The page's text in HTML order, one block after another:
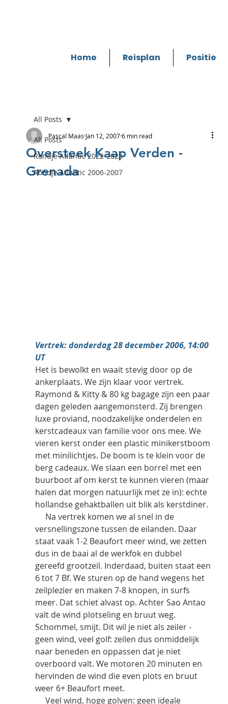
Home Reisplan Positie
All Posts
Rondje Atlantic 2022-2023
Rondje Atlantic 2006-2007
All Posts
Oversteek Kaap Verden -
Grenada
Pascal Maas Jan 12, 20076 min read
Vertrek: donderdag 28 december 2006, 14:00
UT
Het is bewolkt en waait stevig door op de
ankerplaats. We zijn klaar voor vertrek.
Raymond & Kitty & 80 kg bagage zijn een paar
dagen geleden aangemonsterd. Zij brengen
luxe proviand, noodzakelijke onderdelen en
kerstcadeaux van familie voor ons mee. We
vieren kerst onder een plastic minikerstboom
met minilichtjes. De boom is te klein voor de
berg cadeaux. We slaan een borrel met een
buurboot af om kerst te kunnen vieren (maar
halen dat morgen natuurlijk met ze in): echte
hollandse gehaktballen uit blik als kerstdiner.
versnellingszone tussen de eilanden. Daar
staat vaak 1-2 Beaufort meer wind, we zetten
dus in de baai al de werkfok en dubbel
gereefd grootzeil. Inderdaad, buiten staat een
6 tot 7 Bf. We sturen op de hand wegens het
zeilplezier en maken 7-8 knopen, in surfs
meer. Dat schiet alvast op. Achter Sao Antao
valt de wind plotseling en bruut weg.
Schommel, smijt. Dit wil je niet als zeiler -
geen wind, veel golf: zeilen dus onmiddelijk
naar beneden en oppassen dat je niet
overboord valt. We motoren 20 minuten en
hervinden de wind die even plots en bruut
weer 6+ Beaufort meet.